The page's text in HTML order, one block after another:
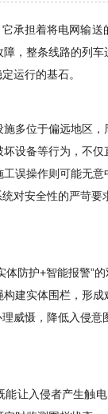
承担着将电网输
，整条线路的列
运行的基石。
多位于偏远地区
设备等行为，不
误操作则可能无
对安全性的严苛要
防护+智能报警”
建实体围栏，形
威慑，降低入侵意
让入侵者产生触